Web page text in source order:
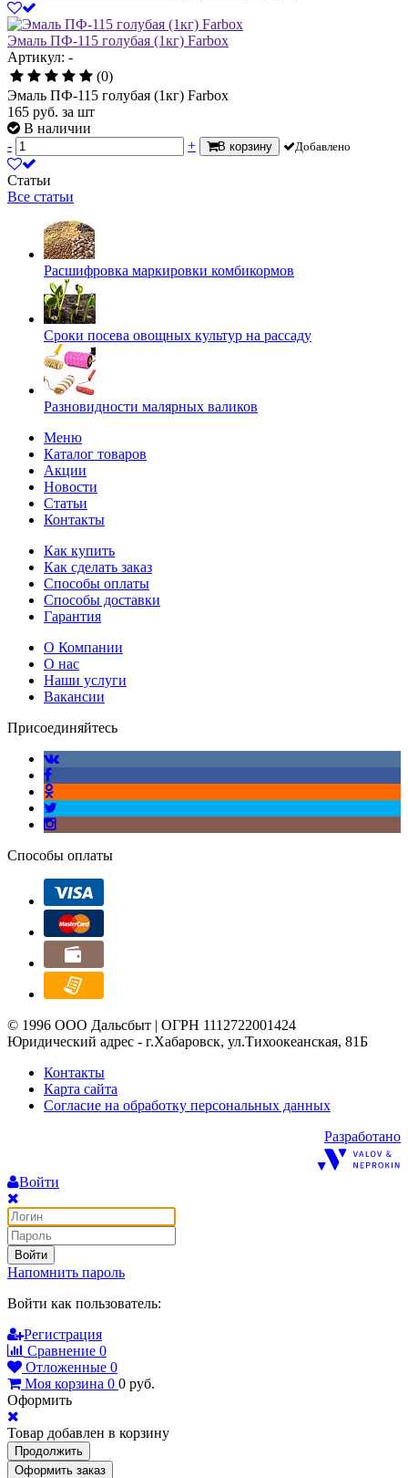
Эмаль ПФ-115 голубая (1кг) Farbox
Артикул: -
(0)
Эмаль ПФ-115 голубая (1кг) Farbox
165 руб. за шт
В наличии
-
+ В корзину Добавлено
Статьи
Все статьи
Расшифровка маркировки комбикормов
Сроки посева овощных культур на рассаду
Разновидности малярных валиков
Меню
Каталог товаров
Акции
Новости
Статьи
Контакты
Как купить
Как сделать заказ
Способы оплаты
Способы доставки
Гарантия
О Компании
О нас
Наши услуги
Вакансии
Присоединяйтесь
Способы оплаты
© 1996 ООО Дальсбыт | ОГРН 1112722001424
Юридический адрес - г.Хабаровск, ул.Тихоокеанская, 81Б
Контакты
Карта сайта
Согласие на обработку персональных данных
Разработано
Войти
Войти
Напомнить пароль
Войти как пользователь:
Регистрация
Сравнение 0
Отложенные 0
Моя корзина 0 0 руб.
Оформить
Товар добавлен в корзину
Продолжить
Оформить заказ